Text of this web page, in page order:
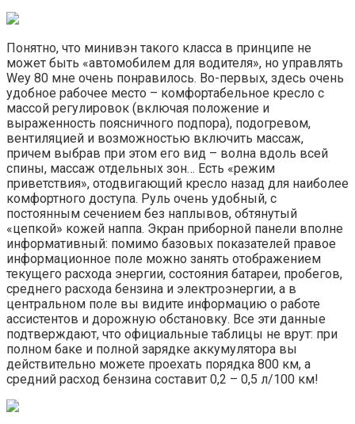
Понятно, что минивэн такого класса в принципе не
может быть «автомобилем для водителя», но управлять
Wey 80 мне очень понравилось. Во-первых, здесь очень
удобное рабочее место – комфортабельное кресло с
массой регулировок (включая положение и
выраженность поясничного подпора), подогревом,
вентиляцией и возможностью включить массаж,
причем выбрав при этом его вид – волна вдоль всей
спины, массаж отдельных зон… Есть «режим
приветствия», отодвигающий кресло назад для наиболее
комфортного доступа. Руль очень удобный, с
постоянным сечением без наплывов, обтянутый
«цепкой» кожей наппа. Экран приборной панели вполне
информативный: помимо базовых показателей правое
информационное поле можно занять отображением
текущего расхода энергии, состояния батареи, пробегов,
среднего расхода бензина и электроэнергии, а в
центральном поле вы видите информацию о работе
ассистентов и дорожную обстановку. Все эти данные
подтверждают, что официальные таблицы не врут: при
полном баке и полной зарядке аккумулятора вы
действительно можете проехать порядка 800 км, а
средний расход бензина составит 0,2 – 0,5 л/100 км!